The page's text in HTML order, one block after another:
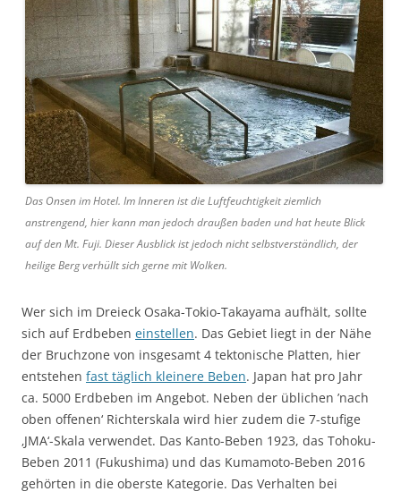
Das Onsen im Hotel. Im Inneren ist die Luftfeuchtigkeit ziemlich
anstrengend, hier kann man jedoch draußen baden und hat heute Blick
auf den Mt. Fuji. Dieser Ausblick ist jedoch nicht selbstverständlich, der
heilige Berg verhüllt sich gerne mit Wolken.
Wer sich im Dreieck Osaka-Tokio-Takayama aufhält, sollte
sich auf Erdbeben einstellen. Das Gebiet liegt in der Nähe
der Bruchzone von insgesamt 4 tektonische Platten, hier
entstehen fast täglich kleinere Beben. Japan hat pro Jahr
ca. 5000 Erdbeben im Angebot. Neben der üblichen ’nach
oben offenen‘ Richterskala wird hier zudem die 7-stufige
‚JMA‘-Skala verwendet. Das Kanto-Beben 1923, das Tohoku-
Beben 2011 (Fukushima) und das Kumamoto-Beben 2016
gehörten in die oberste Kategorie. Das Verhalten bei